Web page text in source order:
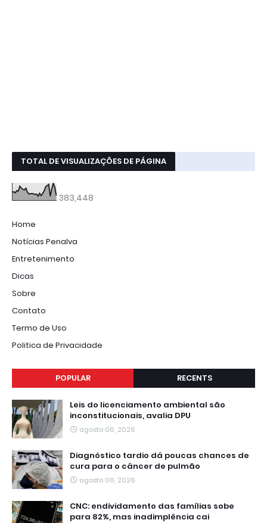
TOTAL DE VISUALIZAÇÕES DE PÁGINA
383,448
Home
Notícias Penalva
Entretenimento
Dicas
Sobre
Contato
Termo de Uso
Politica de Privacidade
POPULAR RECENTS
Leis do licenciamento ambiental são
inconstitucionais, avalia DPU
agosto 06, 2026
Diagnóstico tardio dá poucas chances de
cura para o câncer de pulmão
agosto 06, 2026
CNC: endividamento das famílias sobe
para 82%, mas inadimplência cai